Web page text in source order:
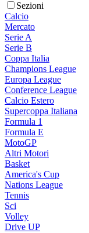
Sezioni
Calcio
Mercato
Serie A
Serie B
Coppa Italia
Champions League
Europa League
Conference League
Calcio Estero
Supercoppa Italiana
Formula 1
Formula E
MotoGP
Altri Motori
Basket
America's Cup
Nations League
Tennis
Sci
Volley
Drive UP